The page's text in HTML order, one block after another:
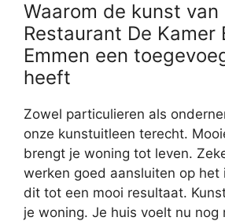
Waarom de kunst
Restaurant De Kamer
Emmen een
heeft
Zowel particulieren als
onze kunstuitleen terecht.
brengt je woning tot leven.
werken goed aansluiten op het
dit tot een mooi resultaat.
je woning. Je huis voelt nu nog